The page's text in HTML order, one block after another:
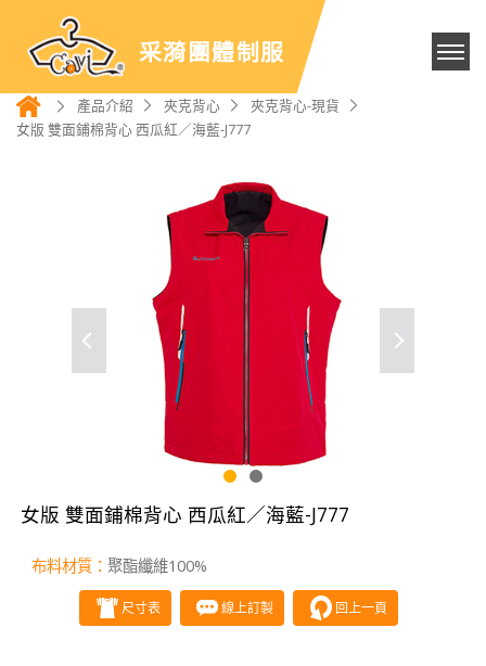
采漪團體制服
產品介紹 夾克背心
夾克背心-現貨
女版 雙面鋪棉背心 西瓜紅／海藍-J777
女版 雙面鋪棉背心 西瓜紅／海藍-J777
布料材質：聚酯纖維100%
尺寸表 線上訂製 回上一頁